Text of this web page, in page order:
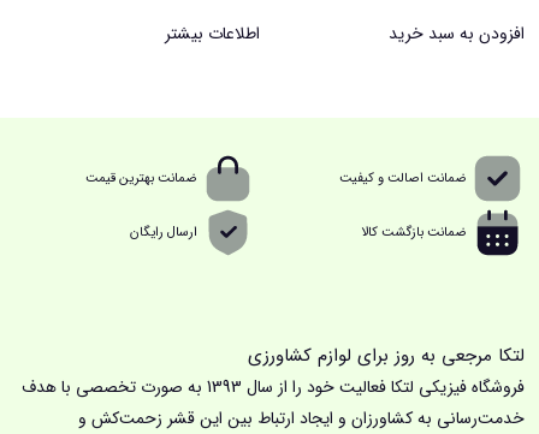
افزودن به سبد خرید اطلاعات بیشتر
ضمانت اصالت و کیفیت ضمانت بهترین قیمت
ضمانت بازگشت کالا ارسال رایگان
لتکا مرجعی به روز برای لوازم کشاورزی
فروشگاه فیزیکی لتکا فعالیت خود را از سال 1393 به صورت تخصصی با هدف
خدمت‌رسانی به کشاورزان و ایجاد ارتباط بین این قشر زحمت‌کش و